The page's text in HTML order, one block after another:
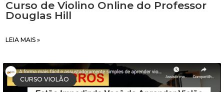
Curso de Violino Online do Professor
Douglas Hill
LEIA MAIS »
CURSO VIOLÃO